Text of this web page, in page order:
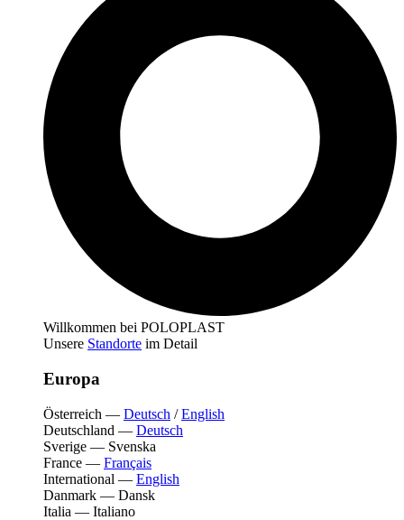
Willkommen bei POLOPLAST
Unsere Standorte im Detail
Europa
Österreich — Deutsch /English
Deutschland — Deutsch
Sverige — Svenska
France — Français
International — English
Danmark — Dansk
Italia — Italiano